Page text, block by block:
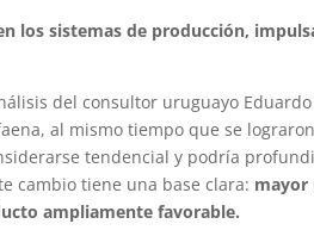
los sistemas de producción,
del consultor uruguayo
al mismo tiempo que se
tendencial y podría
cambio tiene una base clara: mayor
ampliamente favorable.